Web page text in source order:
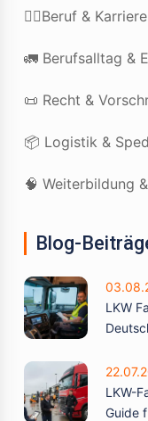
👷‍♂️Beruf & Karriere
🚛 Berufsalltag &
📜 Recht &
📦 Logistik &
🧠 Weiterbildung
Blog-
LKW
LKW-
Guide